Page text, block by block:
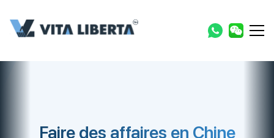
Faire des affaires en Chine